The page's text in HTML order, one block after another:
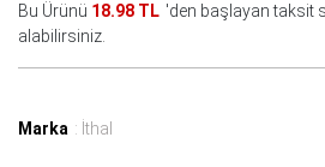
Bu Ürünü 18.98 TL 'den başlayan taksit
alabilirsiniz.
Marka : İthal